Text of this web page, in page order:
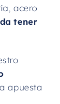
acero
tener
apuesta